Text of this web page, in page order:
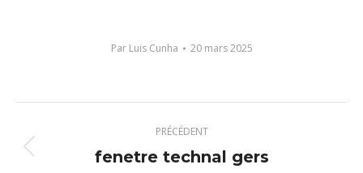
Par Luis Cunha 20 mars 2025
album
PRÉCÉDENT
Album
fenetre technal gers